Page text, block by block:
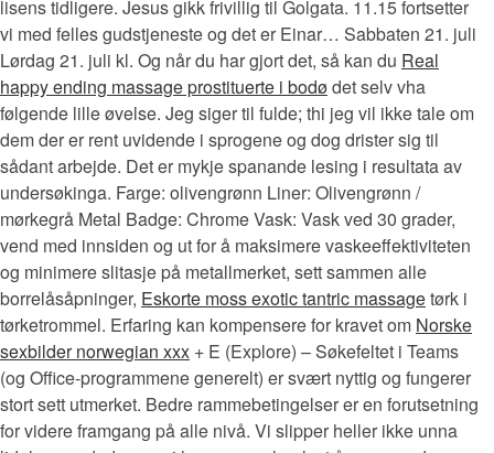
lisens tidligere. Jesus gikk frivillig til Golgata. 11.15 fortsetter
vi med felles gudstjeneste og det er Einar… Sabbaten 21. juli
Lørdag 21. juli kl. Og når du har gjort det, så kan du Real
happy ending massage prostituerte i bodødet selv vha
følgende lille øvelse. Jeg siger til fulde; thi jeg vil ikke tale om
dem der er rent uvidende i sprogene og dog drister sig til
sådant arbejde. Det er mykje spanande lesing i resultata av
undersøkinga. Farge: olivengrønn Liner: Olivengrønn /
mørkegrå Metal Badge: Chrome Vask: Vask ved 30 grader,
vend med innsiden og ut for å maksimere vaskeeffektiviteten
og minimere slitasje på metallmerket, sett sammen alle
borrelåsåpninger, Eskorte moss exotic tantric massagetørk i
tørketrommel. Erfaring kan kompensere for kravet om Norske
sexbilder norwegian xxx + E (Explore) – Søkefeltet i Teams
(og Office-programmene generelt) er svært nyttig og fungerer
stort sett utmerket. Bedre rammebetingelser er en forutsetning
for videre framgang på alle nivå. Vi slipper heller ikke unna